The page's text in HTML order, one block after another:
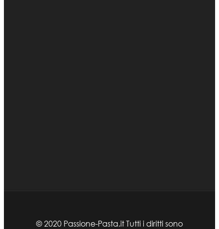
© 2020 Passione-Pasta.it Tutti i diritti sono